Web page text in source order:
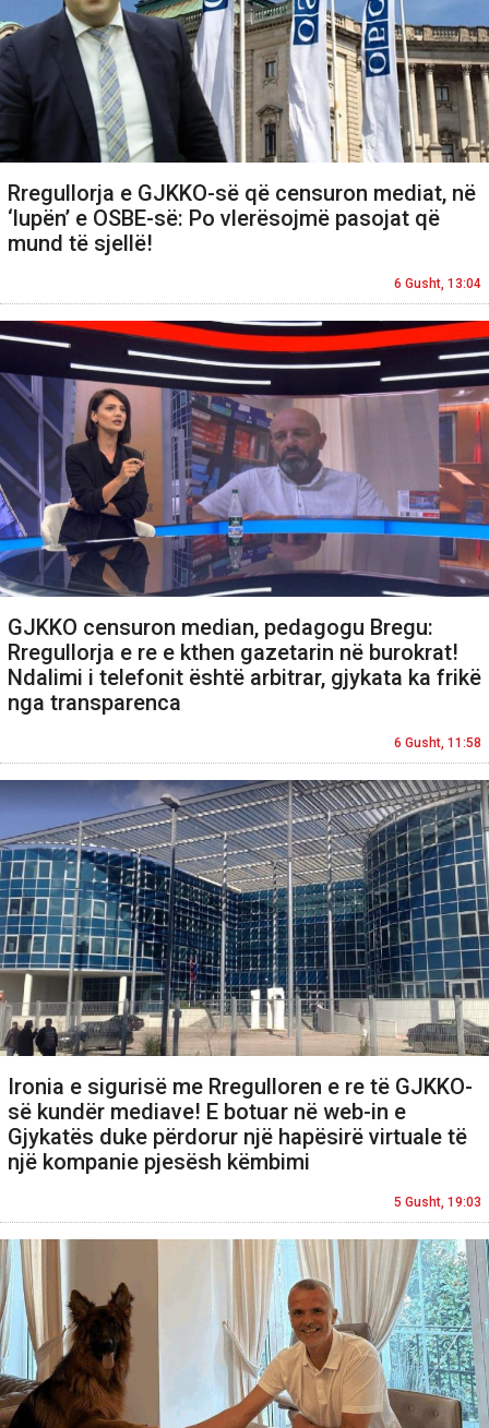
Rregullorja e GJKKO-së që censuron mediat, në
‘lupën’ e OSBE-së: Po vlerësojmë pasojat që
mund të sjellë!
6 Gusht, 13:04
GJKKO censuron median, pedagogu Bregu:
Rregullorja e re e kthen gazetarin në burokrat!
Ndalimi i telefonit është arbitrar, gjykata ka frikë
nga transparenca
6 Gusht, 11:58
Ironia e sigurisë me Rregulloren e re të GJKKO-
së kundër mediave! E botuar në web-in e
Gjykatës duke përdorur një hapësirë virtuale të
një kompanie pjesësh këmbimi
5 Gusht, 19:03